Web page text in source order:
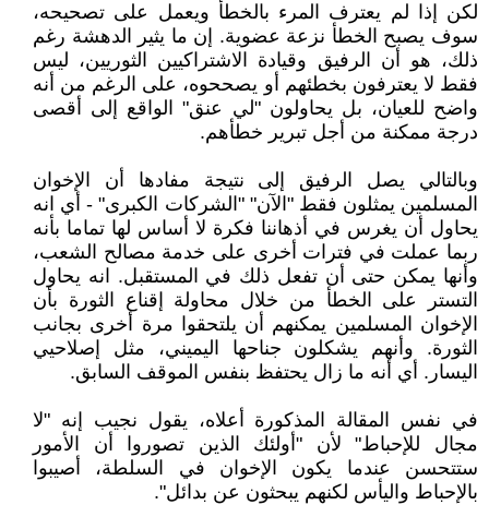
لكن إذا لم يعترف المرء بالخطأ ويعمل على تصحيحه،
سوف يصبح الخطأ نزعة عضوية. إن ما يثير الدهشة رغم
ذلك، هو أن الرفيق وقيادة الاشتراكيين الثوريين، ليس
فقط لا يعترفون بخطئهم أو يصححوه، على الرغم من أنه
واضح للعيان، بل يحاولون "لي عنق" الواقع إلى أقصى
درجة ممكنة من أجل تبرير خطأهم.
وبالتالي يصل الرفيق إلى نتيجة مفادها أن الإخوان
المسلمين يمثلون فقط "الآن" "الشركات الكبرى" - أي انه
يحاول أن يغرس في أذهاننا فكرة لا أساس لها تماما بأنه
ربما عملت في فترات أخرى على خدمة مصالح الشعب،
وأنها يمكن حتى أن تفعل ذلك في المستقبل. انه يحاول
التستر على الخطأ من خلال محاولة إقناع الثورة بأن
الإخوان المسلمين يمكنهم أن يلتحقوا مرة أخرى بجانب
الثورة. وأنهم يشكلون جناحها اليميني، مثل إصلاحيي
اليسار. أي أنه ما زال يحتفظ بنفس الموقف السابق.
في نفس المقالة المذكورة أعلاه، يقول نجيب إنه "لا
مجال للإحباط" لأن "أولئك الذين تصوروا أن الأمور
ستتحسن عندما يكون الإخوان في السلطة، أصيبوا
بالإحباط واليأس لكنهم يبحثون عن بدائل".